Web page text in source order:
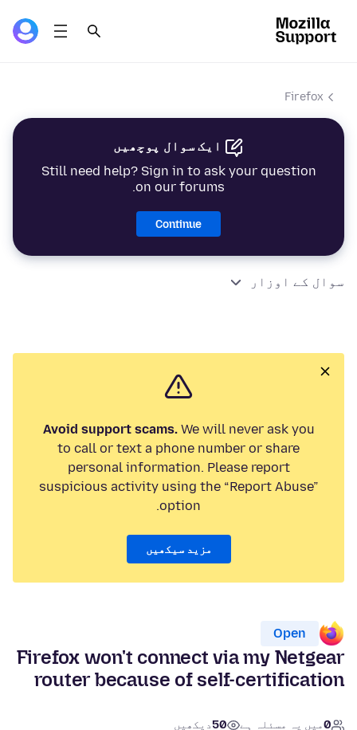
Firefox
ایک سوال پوچھیں
Still need help? Sign in to ask your question
on our forums.
Continue
سوال کے اوزار
Avoid support scams.We will never ask you
to call or text a phone number or share
personal information. Please report
suspicious activity using the “Report Abuse”
option.
مزید سیکھیں
Open
Firefox won't connect via my Netgear
router because of self-certification
0میں یہ مسئلہ ہے 50دیکھیں